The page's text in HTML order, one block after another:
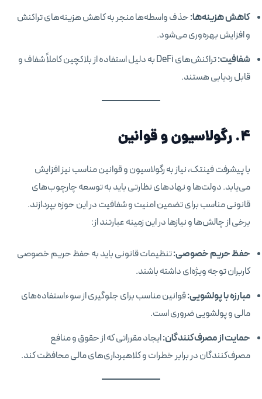
کاهش هزینه‌ها:حذف واسطه‌ها منجر به کاهش هزینه‌های تراکنش
و افزایش بهره‌وری می‌شود.
شفافیت:
تراکنش‌های DeFi به دلیل استفاده از بلاکچین کاملاً شفاف و
قابل ردیابی هستند.
۴. رگولاسیون و قوانین
با پیشرفت فینتک، نیاز به رگولاسیون و قوانین مناسب نیز افزایش
می‌یابد. دولت‌ها و نهادهای نظارتی باید به توسعه چارچوب‌های
قانونی مناسب برای تضمین امنیت و شفافیت در این حوزه بپردازند.
برخی از چالش‌ها و نیازها در این زمینه عبارتند از:
حفظ حریم خصوصی:تنظیمات قانونی باید به حفظ حریم خصوصی
کاربران توجه ویژه‌ای داشته باشند.
مبارزه با پولشویی:قوانین مناسب برای جلوگیری از سوءاستفاده‌های
مالی و پولشویی ضروری است.
حمایت از مصرف‌کنندگان:ایجاد مقرراتی که از حقوق و منافع
مصرف‌کنندگان در برابر خطرات و کلاهبرداری‌های مالی محافظت کند.